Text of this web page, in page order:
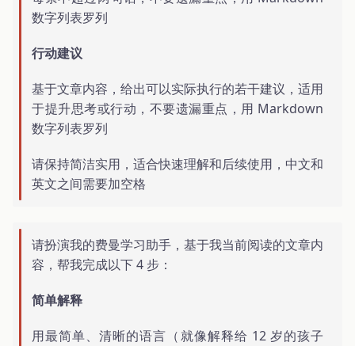
数字列表罗列
行动建议
基于文章内容，给出可以实际执行的若干建议，适用
于提升思考或行动，不要遗漏重点，用 Markdown
数字列表罗列
请保持简洁实用，适合快速理解和后续使用，中文和
英文之间需要加空格
请扮演我的费曼学习助手，基于我当前阅读的文章内
容，帮我完成以下 4 步：
简单解释
用最简单、清晰的语言（就像解释给 12 岁的孩子